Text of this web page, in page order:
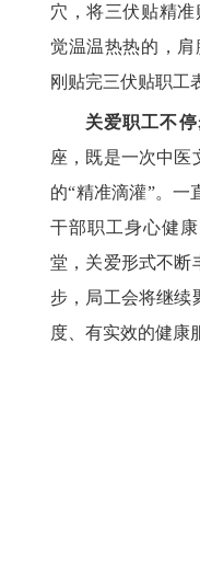
穴，将三伏贴精
觉温温热热的，
刚贴完三伏贴职工
关爱职工不停
座，既是一次中医
的“精准滴灌”。一
干部职工身心健
堂，关爱形式不断
步，局工会将继续
度、有实效的健康